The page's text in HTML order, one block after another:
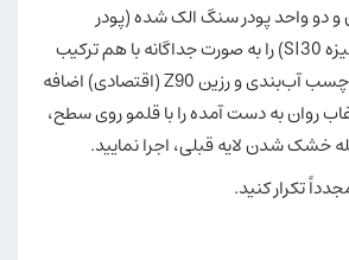
دو واحد پودر سنگ الک شده (پودر
سیلیس میکرونیزه SI30) را به صورت جداگانه با هم ترکیب
نموده و آن را به چسب آب‌بندی و رزین Z90 (اقتصادی) اضافه
روان به دست آمده را با قلمو روی سطح،
خشک شدن لایه قبلی، اجرا نمایید.
تکرار کنید.